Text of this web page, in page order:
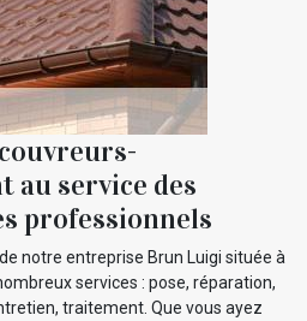
au service des
professionnels
notre entreprise Brun Luigi située à
services : pose, réparation,
traitement. Que vous ayez